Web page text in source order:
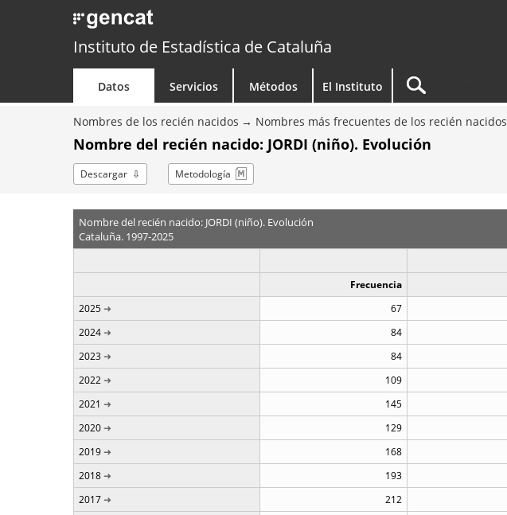
Instituto de Estadística de Cataluña
Datos Servicios Métodos El Instituto
Nombres de los recién nacidos Nombres más frecuentes de los recién nacidos
Nombre del recién nacido: JORDI (niño). Evolución
Descargar Metodología
Nombre del recién nacido: JORDI (niño). Evolución
Cataluña. 1997-2025
Frecuencia
2025
67
2024
84
2023
84
2022
109
2021
145
2020
129
2019
168
2018
193
2017
212